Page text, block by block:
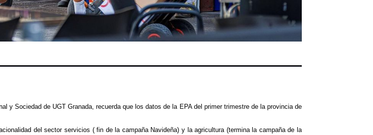
y Sociedad de UGT Granada, recuerda que los datos de la EPA del primer trimestre de la provincia de
del sector servicios ( fin de la campaña Navideña) y la agricultura (termina la campaña de la